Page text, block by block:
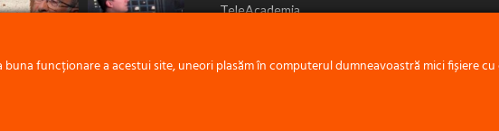
TeleAcademia
buna funcționare a acestui site, uneori plasăm în computerul dumneavoastră mici fișiere